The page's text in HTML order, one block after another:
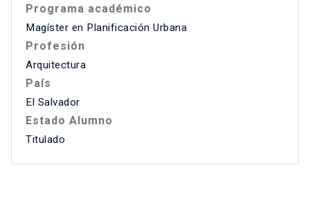
Programa académico
Magíster en Planificación Urbana
Profesión
Arquitectura
País
El Salvador
Estado Alumno
Titulado